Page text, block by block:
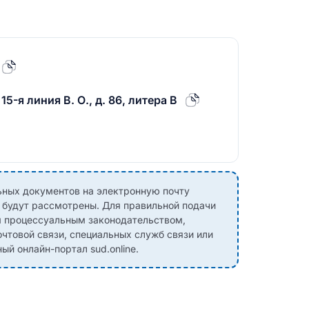
я линия В. О., д. 86, литера В
документов на электронную почту
рассмотрены. Для правильной подачи
законодательством,
связи, специальных служб связи или
онлайн-портал sud.online.